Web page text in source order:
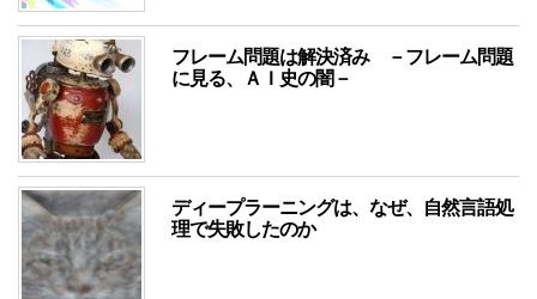
フレーム問題は解決済み －フレーム問題
に見る、ＡＩ史の闇－
ディープラーニングは、なぜ、自然言語処
理で失敗したのか